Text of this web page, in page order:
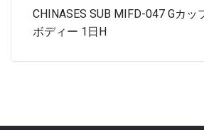
CHINASES SUB MIFD-047 Gカ
ボディー 1日H